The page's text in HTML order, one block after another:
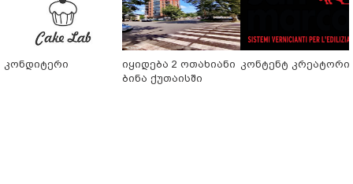
კონდიტერი
იყიდება 2 ოთახიანი
ბინა ქუთაისში
კონტენტ კრეატორი